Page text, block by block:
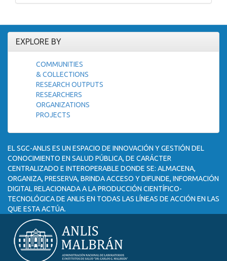
EXPLORE BY
COMMUNITIES
& COLLECTIONS
RESEARCH OUTPUTS
RESEARCHERS
ORGANIZATIONS
PROJECTS
EL SGC-ANLIS ES UN ESPACIO DE INNOVACIÓN Y GESTIÓN DEL
CONOCIMIENTO EN SALUD PÚBLICA, DE CARÁCTER
CENTRALIZADO E INTEROPERABLE DONDE SE: ALMACENA,
ORGANIZA, PRESERVA, BRINDA ACCESO Y DIFUNDE, INFORMACIÓN
DIGITAL RELACIONADA A LA PRODUCCIÓN CIENTÍFICO-
TECNOLÓGICA DE ANLIS EN TODAS LAS LÍNEAS DE ACCIÓN EN LAS
QUE ESTA ACTÚA.